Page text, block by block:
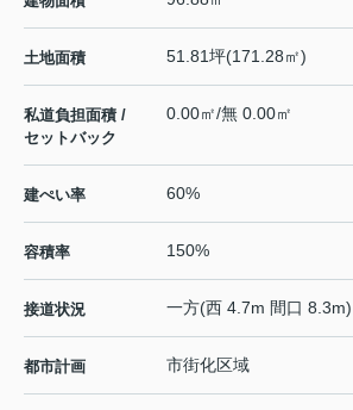
土地面積 51.81坪(171.28㎡)
私道負担面積 /
セットバック
0.00㎡/無 0.00㎡
建ぺい率 60%
容積率 150%
接道状況 一方(西 4.7m 間口 8.3m)
都市計画 市街化区域